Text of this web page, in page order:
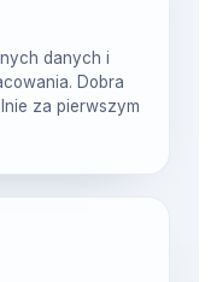
danych i
Dobra
za pierwszym